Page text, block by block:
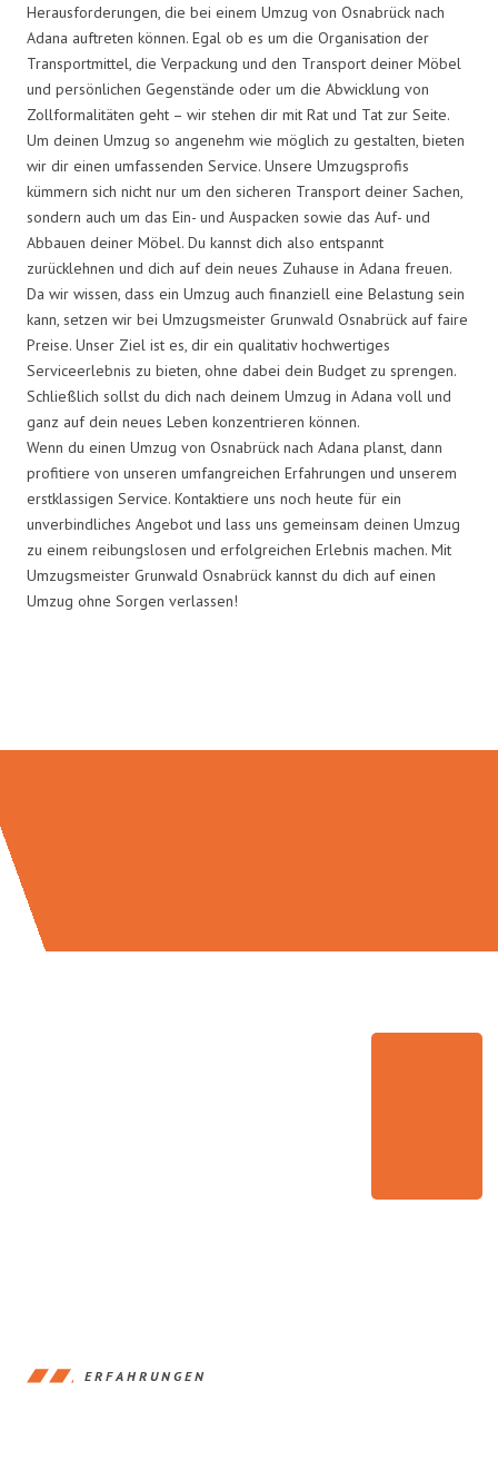
Herausforderungen, die bei einem Umzug von Osnabrück nach
Adana auftreten können. Egal ob es um die Organisation der
Transportmittel, die Verpackung und den Transport deiner Möbel
und persönlichen Gegenstände oder um die Abwicklung von
Zollformalitäten geht – wir stehen dir mit Rat und Tat zur Seite.
Um deinen Umzug so angenehm wie möglich zu gestalten, bieten
wir dir einen umfassenden Service. Unsere Umzugsprofis
kümmern sich nicht nur um den sicheren Transport deiner Sachen,
sondern auch um das Ein- und Auspacken sowie das Auf- und
Abbauen deiner Möbel. Du kannst dich also entspannt
zurücklehnen und dich auf dein neues Zuhause in Adana freuen.
Da wir wissen, dass ein Umzug auch finanziell eine Belastung sein
kann, setzen wir bei Umzugsmeister Grunwald Osnabrück auf faire
Preise. Unser Ziel ist es, dir ein qualitativ hochwertiges
Serviceerlebnis zu bieten, ohne dabei dein Budget zu sprengen.
Schließlich sollst du dich nach deinem Umzug in Adana voll und
ganz auf dein neues Leben konzentrieren können.
Wenn du einen Umzug von Osnabrück nach Adana planst, dann
profitiere von unseren umfangreichen Erfahrungen und unserem
erstklassigen Service. Kontaktiere uns noch heute für ein
unverbindliches Angebot und lass uns gemeinsam deinen Umzug
zu einem reibungslosen und erfolgreichen Erlebnis machen. Mit
Umzugsmeister Grunwald Osnabrück kannst du dich auf einen
Umzug ohne Sorgen verlassen!
ERFAHRUNGEN